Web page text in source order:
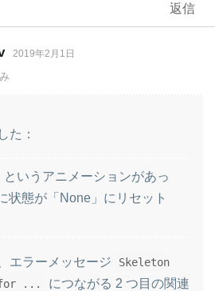
返信
2019年2月1日
た：
いうアニメーションがあっ
状態が「None」にリセット
エラーメッセージ
Skeleton
for ...
につながる 2 つ目の関連